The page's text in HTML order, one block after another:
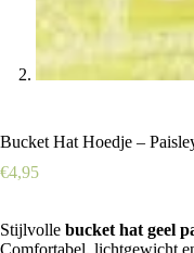
Bucket Hat Hoedje –
€4,95
Stijlvolle bucket hat geel
Comfortabel, lichtgewicht